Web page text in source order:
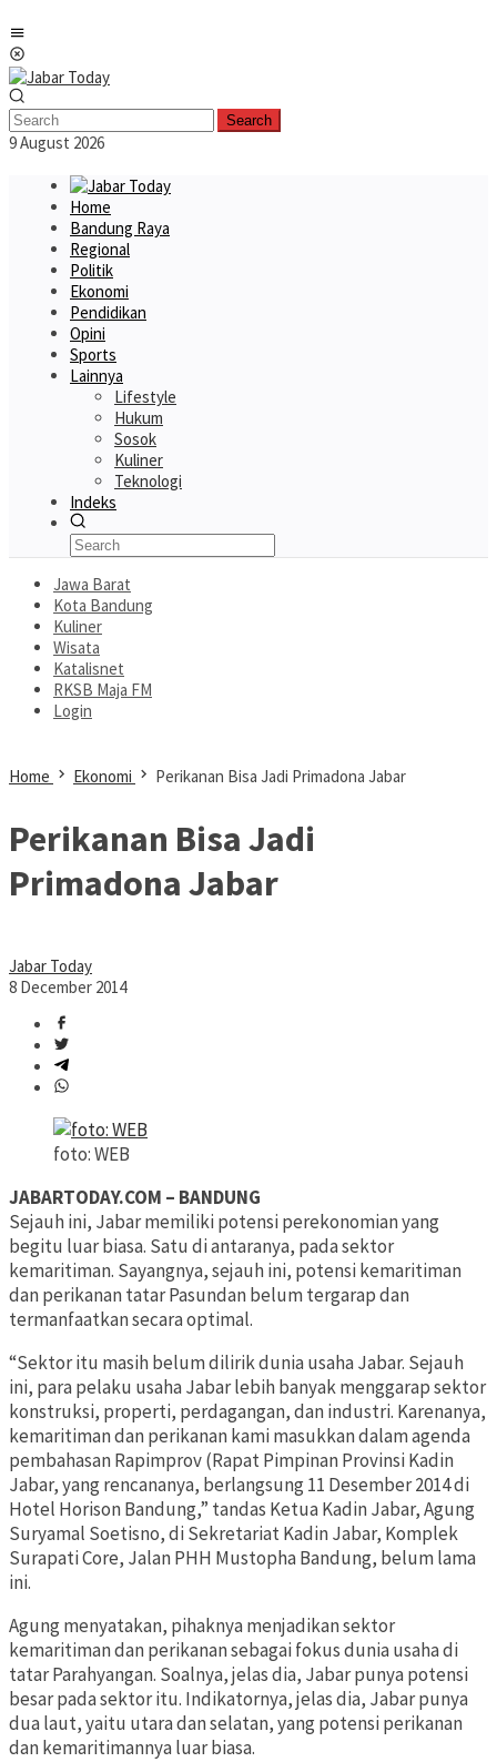
to
content
Search
9 August 2026
Home
Bandung Raya
Regional
Politik
Ekonomi
Pendidikan
Opini
Sports
Lainnya
Lifestyle
Hukum
Sosok
Kuliner
Teknologi
Indeks
Jawa Barat
Kota Bandung
Kuliner
Wisata
Katalisnet
RKSB Maja FM
Login
Home Ekonomi Perikanan Bisa Jadi Primadona Jabar
Perikanan Bisa Jadi
Primadona Jabar
Jabar Today
8 December 2014
foto: WEB
JABARTODAY.COM – BANDUNG
Sejauh ini, Jabar memiliki potensi perekonomian yang
begitu luar biasa. Satu di antaranya, pada sektor
kemaritiman. Sayangnya, sejauh ini, potensi kemaritiman
dan perikanan tatar Pasundan belum tergarap dan
termanfaatkan secara optimal.
“Sektor itu masih belum dilirik dunia usaha Jabar. Sejauh
ini, para pelaku usaha Jabar lebih banyak menggarap sektor
konstruksi, properti, perdagangan, dan industri. Karenanya,
kemaritiman dan perikanan kami masukkan dalam agenda
pembahasan Rapimprov (Rapat Pimpinan Provinsi Kadin
Jabar, yang rencananya, berlangsung 11 Desember 2014 di
Hotel Horison Bandung,” tandas Ketua Kadin Jabar, Agung
Suryamal Soetisno, di Sekretariat Kadin Jabar, Komplek
Surapati Core, Jalan PHH Mustopha Bandung, belum lama
ini.
Agung menyatakan, pihaknya menjadikan sektor
kemaritiman dan perikanan sebagai fokus dunia usaha di
tatar Parahyangan. Soalnya, jelas dia, Jabar punya potensi
besar pada sektor itu. Indikatornya, jelas dia, Jabar punya
dua laut, yaitu utara dan selatan, yang potensi perikanan
dan kemaritimannya luar biasa.